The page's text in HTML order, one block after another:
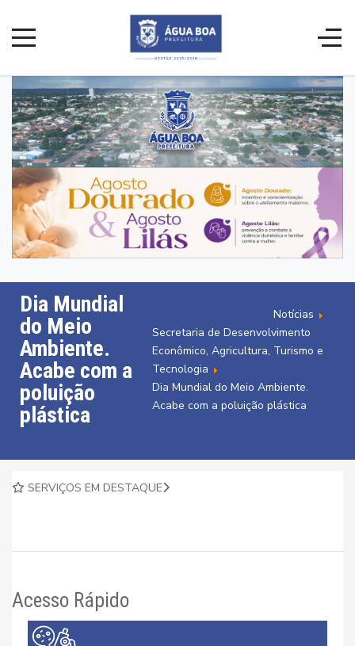
Dia Mundial
do Meio
Ambiente.
Acabe com a
poluição
plástica
Notícias
Secretaria de Desenvolvimento
Econômico, Agricultura, Turismo e
Tecnologia
Dia Mundial do Meio Ambiente.
Acabe com a poluição plástica
SERVIÇOS EM DESTAQUE
Acesso Rápido